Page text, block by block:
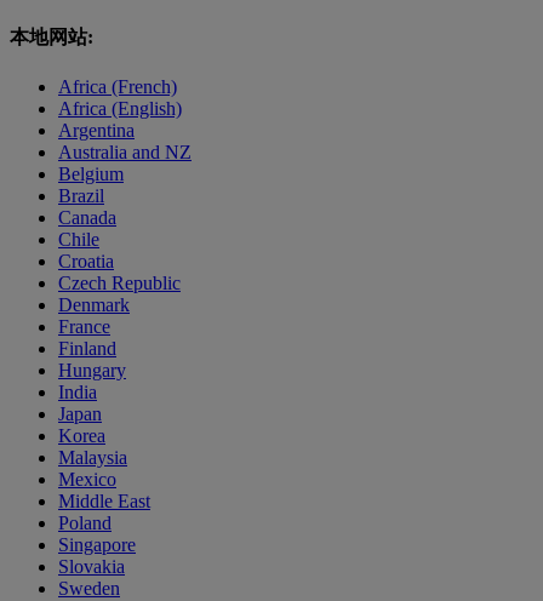
本地网站:
Africa (French)
Africa (English)
Argentina
Australia and NZ
Belgium
Brazil
Canada
Chile
Croatia
Czech Republic
Denmark
France
Finland
Hungary
India
Japan
Korea
Malaysia
Mexico
Middle East
Poland
Singapore
Slovakia
Sweden